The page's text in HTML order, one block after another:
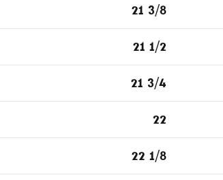
21 3/8
21 1/2
21 3/4
22
22 1/8